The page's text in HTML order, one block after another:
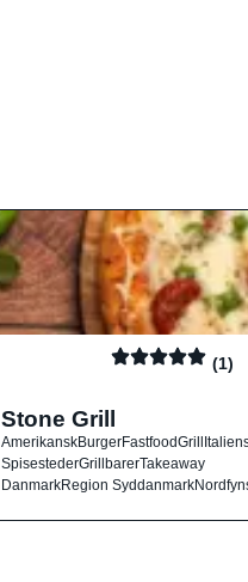
(1)
Stone Grill
AmerikanskBurgerFastfoodGrill
SpisestederGrillbarerTakeaway
DanmarkRegion Syddanmark